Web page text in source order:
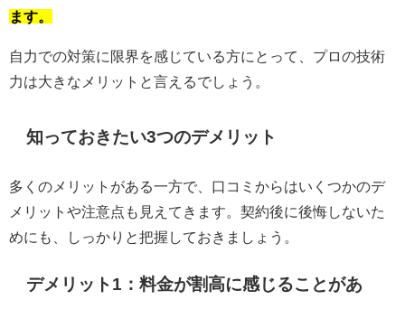
ます。
自力での対策に限界を感じている方にとって、プロの技術
力は大きなメリットと言えるでしょう。
知っておきたい3つのデメリット
多くのメリットがある一方で、口コミからはいくつかのデ
メリットや注意点も見えてきます。契約後に後悔しないた
めにも、しっかりと把握しておきましょう。
デメリット1：料金が割高に感じることがあ